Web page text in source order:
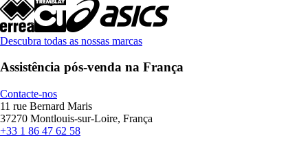
Descubra todas as nossas marcas
Assistência pós-venda na França
Contacte-nos
11 rue Bernard Maris
37270 Montlouis-sur-Loire, França
+33 1 86 47 62 58